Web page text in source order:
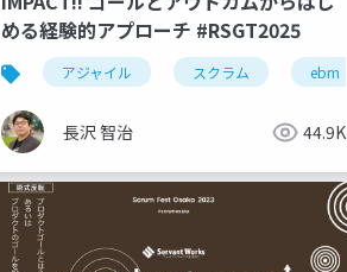
rsgt rsgt2022 プロダクトゴール
める経験的アプローチ #RSGT2025
アジャイル スクラム ebm
長沢 智治 44.9K